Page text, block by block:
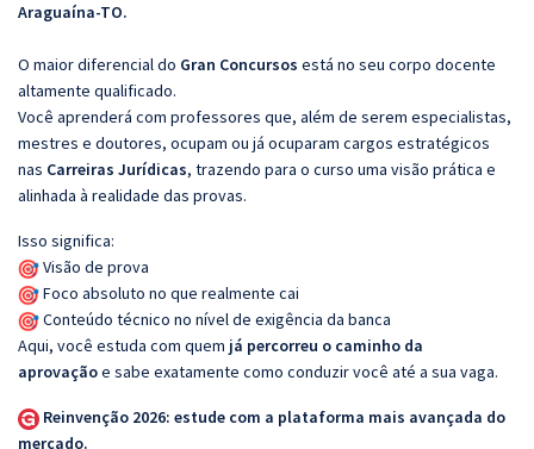
Araguaína-TO.
O maior diferencial do Gran Concursos está no seu corpo docente
altamente qualificado.
Você aprenderá com professores que, além de serem especialistas,
mestres e doutores, ocupam ou já ocuparam cargos estratégicos
nas Carreiras Jurídicas, trazendo para o curso uma visão prática e
alinhada à realidade das provas.
Isso significa:
Visão de prova
Foco absoluto no que realmente cai
Conteúdo técnico no nível de exigência da banca
Aqui, você estuda com quem já percorreu o caminho da
aprovaçãoe sabe exatamente como conduzir você até a sua vaga.
Reinvenção 2026: estude com a plataforma mais avançada do
mercado.